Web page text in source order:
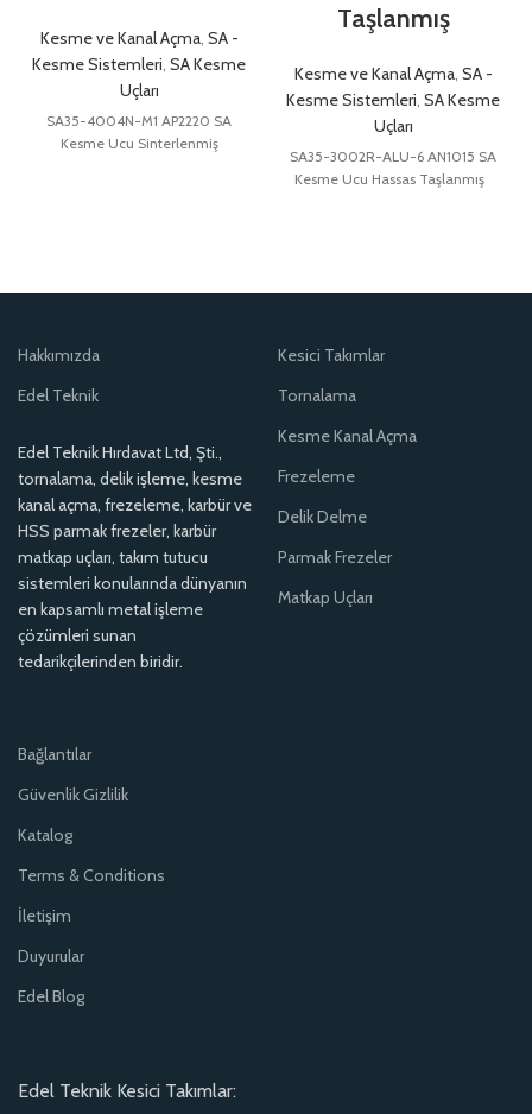
Kesme ve Kanal Açma, SA -
Kesme Sistemleri, SA Kesme
Uçları
SA35-4004N-M1 AP2220 SA
Kesme Ucu Sinterlenmiş
Taşlanmış
Kesme ve Kanal Açma, SA -
Kesme Sistemleri, SA Kesme
Uçları
SA35-3002R-ALU-6 AN1015 SA
Kesme Ucu Hassas Taşlanmış
Hakkımızda
Edel Teknik
Edel Teknik Hırdavat Ltd, Şti.,
tornalama, delik işleme, kesme
kanal açma, frezeleme, karbür ve
HSS parmak frezeler, karbür
matkap uçları, takım tutucu
sistemleri konularında dünyanın
en kapsamlı metal işleme
çözümleri sunan
tedarikçilerinden biridir.
Kesici Takımlar
Tornalama
Kesme Kanal Açma
Frezeleme
Delik Delme
Parmak Frezeler
Matkap Uçları
Bağlantılar
Güvenlik Gizlilik
Katalog
Terms & Conditions
İletişim
Duyurular
Edel Blog
Edel Teknik Kesici Takımlar: